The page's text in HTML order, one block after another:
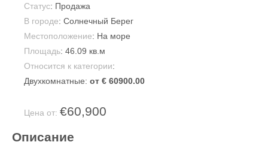
Статус: Продажа
В городе: Солнечный Берег
Местоположение: На море
Площадь: 46.09 кв.м
Относится к категории:
Двухкомнатные: от € 60900.00
Цена от: €60,900
Описание